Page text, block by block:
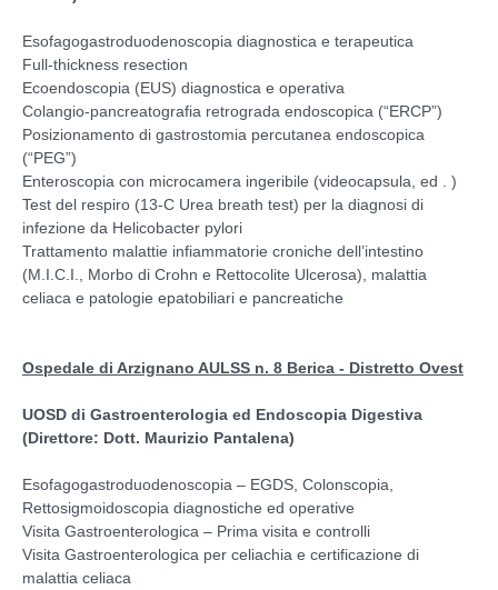
Esofagogastroduodenoscopia diagnostica e terapeutica
Full-thickness resection
Ecoendoscopia (EUS) diagnostica e operativa
Colangio-pancreatografia retrograda endoscopica (“ERCP”)
Posizionamento di gastrostomia percutanea endoscopica
(“PEG”)
Enteroscopia con microcamera ingeribile (videocapsula, ed . )
Test del respiro (13-C Urea breath test) per la diagnosi di
infezione da Helicobacter pylori
Trattamento malattie infiammatorie croniche dell’intestino
(M.I.C.I., Morbo di Crohn e Rettocolite Ulcerosa), malattia
celiaca e patologie epatobiliari e pancreatiche
Ospedale di Arzignano AULSS n. 8 Berica - Distretto Ovest
UOSD di Gastroenterologia ed Endoscopia Digestiva
(Direttore: Dott. Maurizio Pantalena)
Esofagogastroduodenoscopia – EGDS, Colonscopia,
Rettosigmoidoscopia diagnostiche ed operative
Visita Gastroenterologica – Prima visita e controlli
Visita Gastroenterologica per celiachia e certificazione di
malattia celiaca